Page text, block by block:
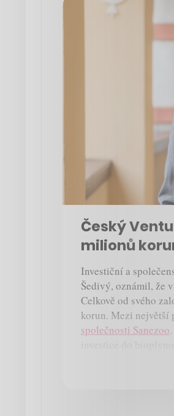
Český
milionů
Investiční a
Šedivý, oznámil, že
Celkově od svého
korun. Mezi
společnosti Sanezoo